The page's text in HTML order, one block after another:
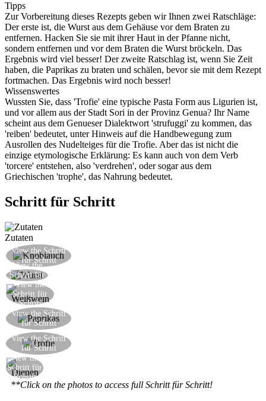
Tipps
Zur Vorbereitung dieses Rezepts geben wir Ihnen zwei Ratschläge:
Der erste ist, die Wurst aus dem Gehäuse vor dem Braten zu
entfernen. Hacken Sie sie mit ihrer Haut in der Pfanne nicht,
sondern entfernen und vor dem Braten die Wurst bröckeln. Das
Ergebnis wird viel besser! Der zweite Ratschlag ist, wenn Sie Zeit
haben, die Paprikas zu braten und schälen, bevor sie mit dem Rezept
fortmachen. Das Ergebnis wird noch besser!
Wissenswertes
Wussten Sie, dass 'Trofie' eine typische Pasta Form aus Ligurien ist,
und vor allem aus der Stadt Sori in der Provinz Genua? Ihr Name
scheint aus dem Genueser Dialektwort 'strufuggi' zu kommen, das
'reiben' bedeutet, unter Hinweis auf die Handbewegung zum
Ausrollen des Nudelteiges für die Trofie. Aber das ist nicht die
einzige etymologische Erklärung: Es kann auch von dem Verb
'torcere' entstehen, also 'verdrehen', oder sogar aus dem
Griechischen 'trophe', das Nahrung bedeutet.
Schritt für Schritt
Zutaten
View the Schritt
für Schritt
View the
Schritt für
Schritt
View the
Schritt für
Schritt
View the Schritt
für Schritt
View the Schritt
für Schritt
View the
Schritt für
Schritt
**Click on the photos to access full Schritt für Schritt!